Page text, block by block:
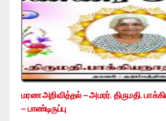
மரண அறிவித்தல் – அமரர். திருமதி.
– பாண்டிருப்பு